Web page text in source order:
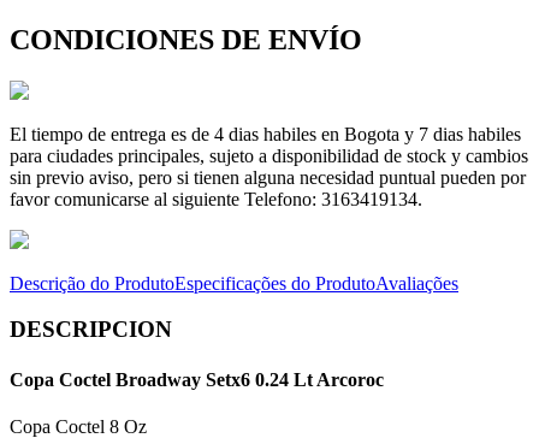
CONDICIONES DE ENVÍO
El tiempo de entrega es de 4 dias habiles en Bogota y 7 dias habiles
para ciudades principales, sujeto a disponibilidad de stock y cambios
sin previo aviso, pero si tienen alguna necesidad puntual pueden por
favor comunicarse al siguiente Telefono: 3163419134.
Descrição do ProdutoEspecificações do ProdutoAvaliações
DESCRIPCION
Copa Coctel Broadway Setx6 0.24 Lt Arcoroc
Copa Coctel 8 Oz